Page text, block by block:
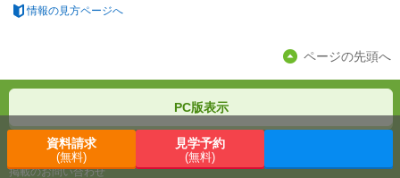
資料請求
(無料)
見学予約
(無料)
情報の見方ページへ
ページの先頭へ
PC版表示
SUUMOで物件を紹介したい
掲載のお問い合わせ